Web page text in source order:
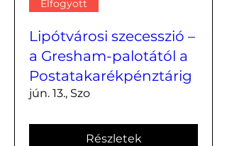
Elfogyott
Lipótvárosi szecesszió –
a Gresham-palotától a
Postatakarékpénztárig
jún. 13., Szo
Részletek